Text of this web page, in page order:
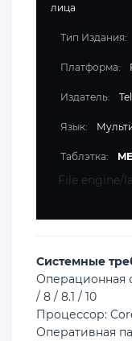
лица
Тип Издания:
Платформа:
Издатель:
Язык:
Таблэтка:
File engine/
Cистемные
Операционная
/ 8 / 8.1 / 10
Процессор:
Оперативная